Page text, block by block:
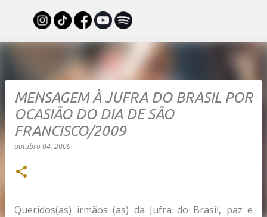
Pular para o conteúdo principal
MENSAGEM À JUFRA DO BRASIL POR
OCASIÃO DO DIA DE SÃO
FRANCISCO/2009
outubro 04, 2009
Queridos(as) irmãos (as) da Jufra do Brasil, paz e